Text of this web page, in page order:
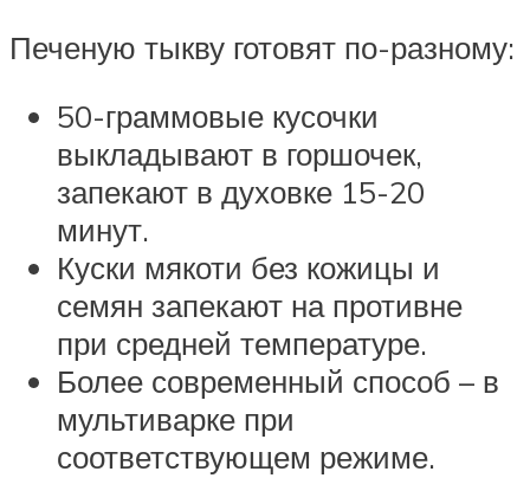
Печеную тыкву готовят по-разному:
50-граммовые кусочки
выкладывают в горшочек,
запекают в духовке 15-20
минут.
Куски мякоти без кожицы и
семян запекают на противне
при средней температуре.
Более современный способ – в
мультиварке при
соответствующем режиме.